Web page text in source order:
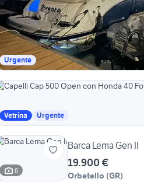
Urgente
Vetrina Urgente
6
Barca Lema Gen II
19.900 €
Orbetello (GR)